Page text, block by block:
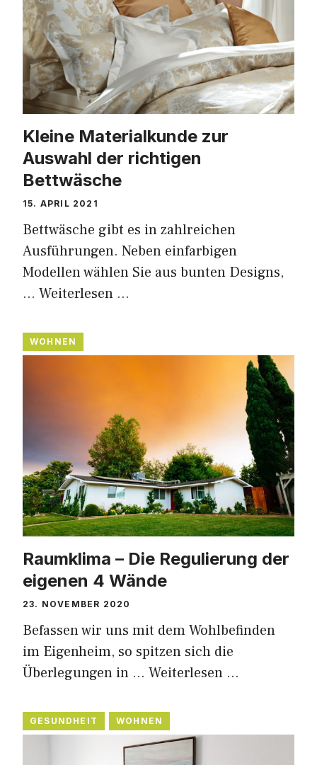
Kleine Materialkunde zur
Auswahl der richtigen
Bettwäsche
15. APRIL 2021
Bettwäsche gibt es in zahlreichen
Ausführungen. Neben einfarbigen
Modellen wählen Sie aus bunten Designs,
… Weiterlesen …
WOHNEN
Raumklima – Die Regulierung der
eigenen 4 Wände
23. NOVEMBER 2020
Befassen wir uns mit dem Wohlbefinden
im Eigenheim, so spitzen sich die
Überlegungen in … Weiterlesen …
GESUNDHEIT WOHNEN